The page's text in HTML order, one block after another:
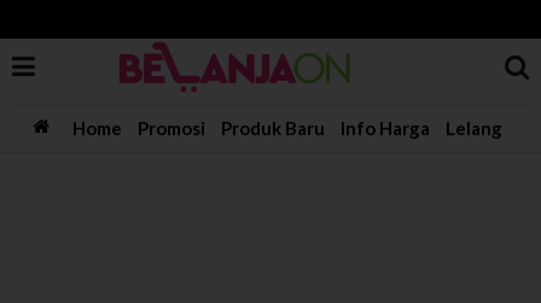
Home Promosi Produk Baru Info Harga Lelang